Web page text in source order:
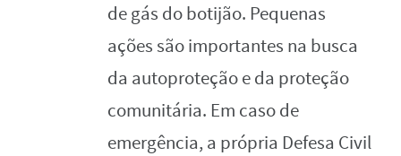
de gás do botijão. Pequenas
ações são importantes na busca
da autoproteção e da proteção
comunitária. Em caso de
emergência, a própria Defesa Civil